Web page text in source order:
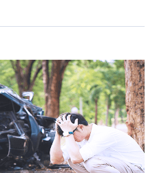
わせ内容の正確な把握のため
名、連絡先
ンス 営業部長
橋人形町2-14-10 アーバン
ンス